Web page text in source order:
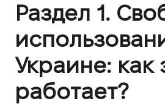
Раздел 1.
Украине: как
работает?